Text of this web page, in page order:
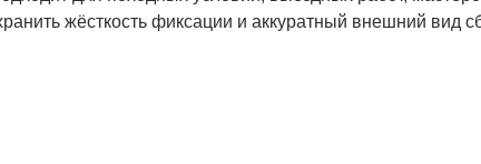
жёсткость фиксации и аккуратный внешний вид